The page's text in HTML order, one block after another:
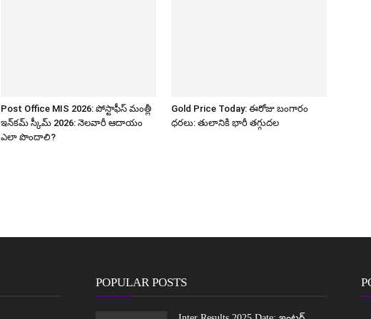
Post Office MIS 2026: పోస్టాఫీస్ మంత్లీ
ఇన్‌కమ్ స్కీమ్ 2026: నెలవారీ ఆదాయం
ఎలా పొందాలి?
Gold Price Today: ఈరోజు బంగారం
ధరలు: తులానికి భారీ తగ్గుదల
POPULAR POSTS